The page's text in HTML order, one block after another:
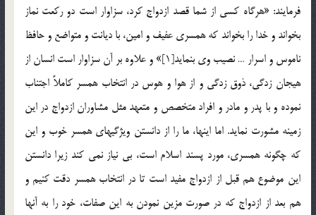
فرمايند: «هرگاه كسي از شما قصد ازدواج كرد، سزاوار است دو ركعت نماز
بخواند و خدا را بخواند كه همسري عفيف و امين، با ديانت و متواضع و حافظ
ناموس و اسرار … نصيب وي بنمايد[1]» و علاوه بر آن سزاوار است انسان از
هيجان زدگي، ذوق زدگي و از هوا و هوس در انتخاب همسر كاملاً اجتناب
نموده و با پدر و مادر و افراد متخصص و متعهد مثل مشاوران ازدواج در اين
زمينه مشورت نمايد. اما اينها، ما را از دانستن ويژگيهاي همسر خوب و اين
كه چگونه همسري، مورد پسند اسلام است، بي نياز نمي كند زيرا دانستن
اين موضوع هم قبل از ازدواج مفيد است تا در انتخاب همسر دقت كنيم و
هم بعد از ازدواج كه در صورت مزين نمودن به اين صفات، خود را به آنها